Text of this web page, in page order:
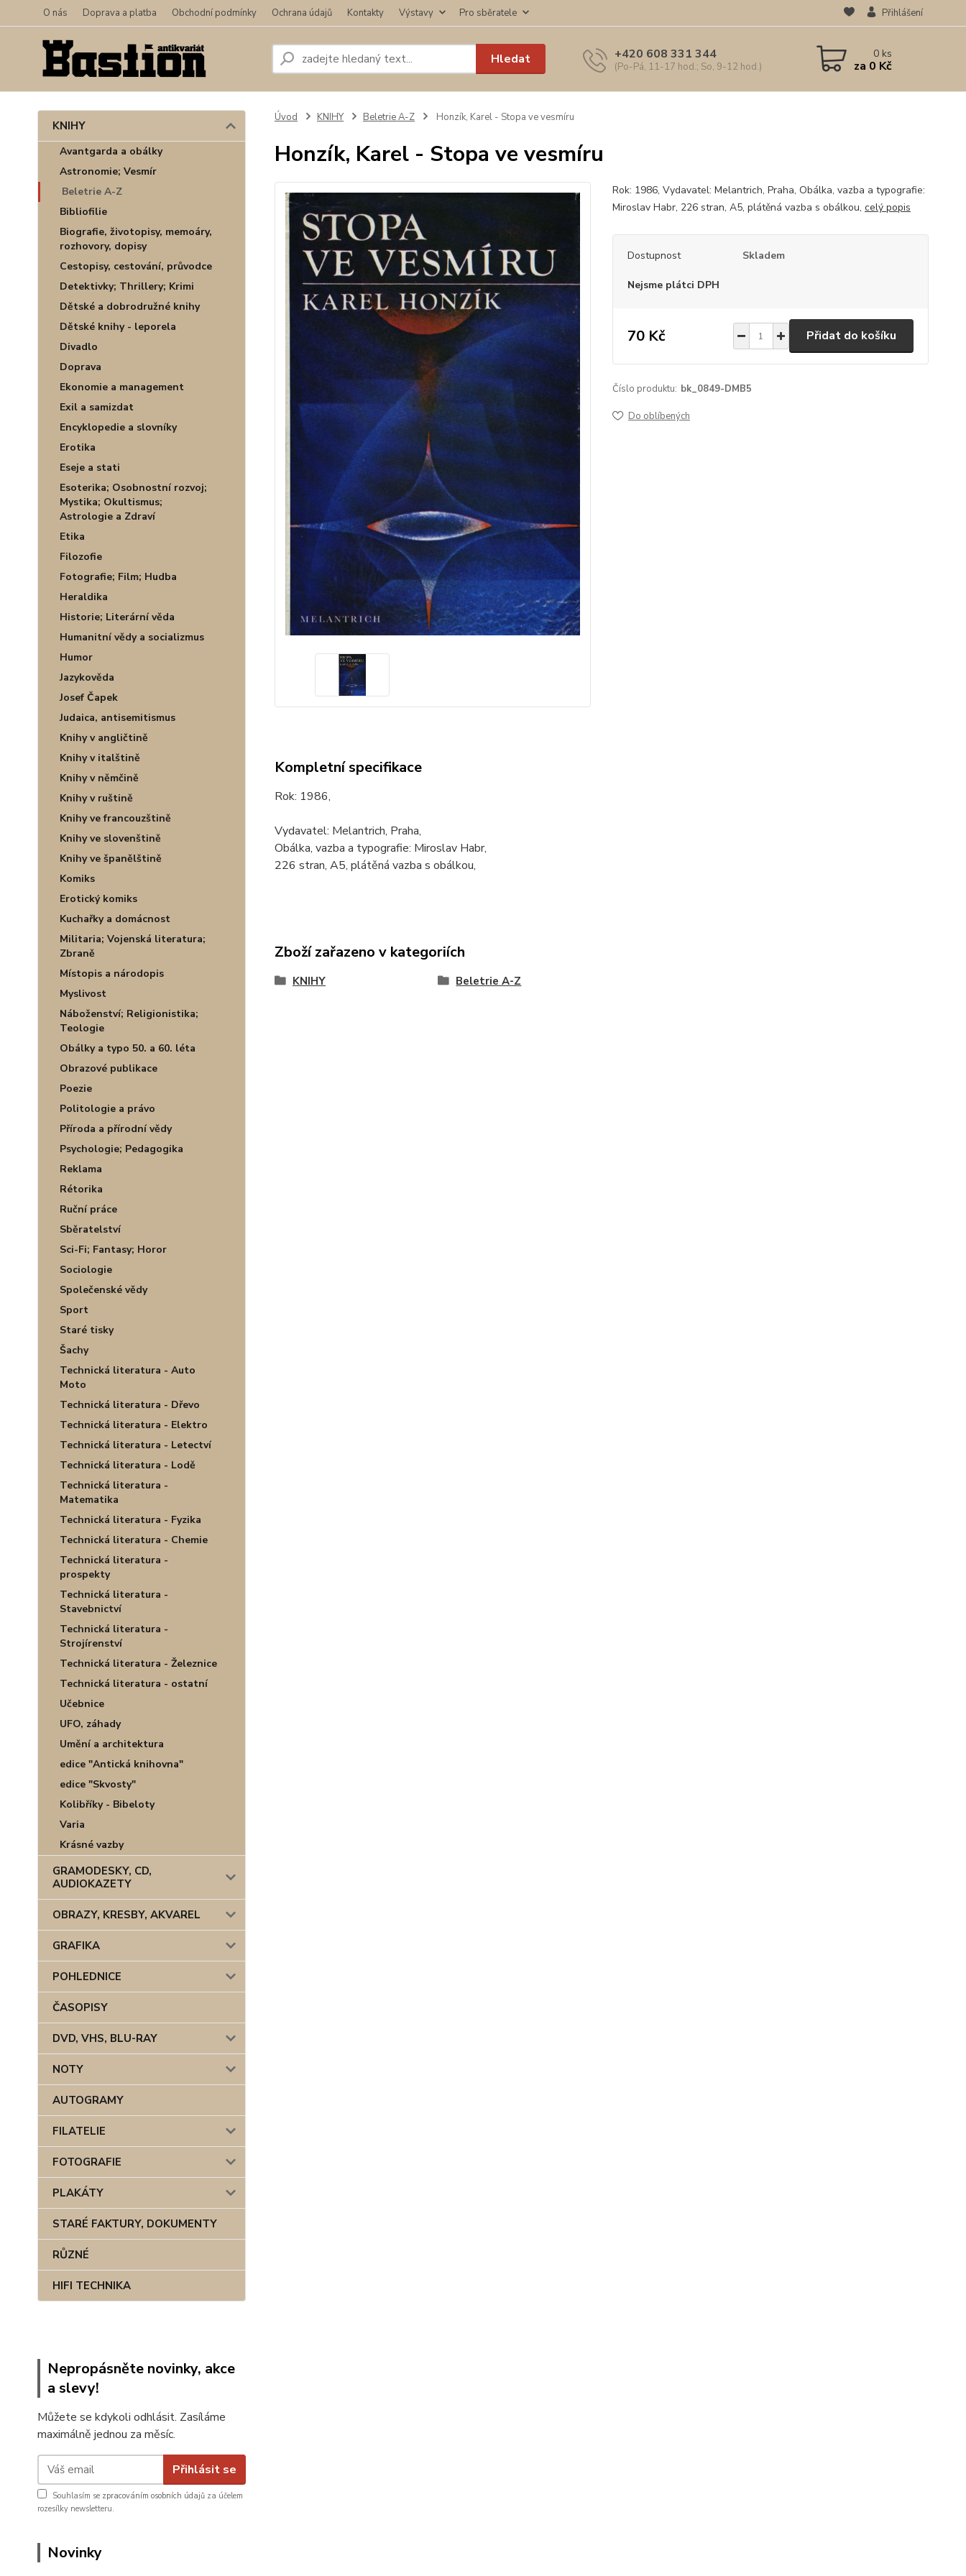
O nás Doprava a platba Obchodní podmínky Ochrana údajů Kontakty Výstavy Pro sběratele Přihlášení
Hledat +420 608 331 344
(Po-Pá, 11-17 hod.; So, 9-12 hod.)
0ks
za 0 Kč
KNIHY
Avantgarda a obálky
Astronomie; Vesmír
Beletrie A-Z
Bibliofilie
Biografie, životopisy, memoáry,
rozhovory, dopisy
Cestopisy, cestování, průvodce
Detektivky; Thrillery; Krimi
Dětské a dobrodružné knihy
Dětské knihy - leporela
Divadlo
Doprava
Ekonomie a management
Exil a samizdat
Encyklopedie a slovníky
Erotika
Eseje a stati
Esoterika; Osobnostní rozvoj;
Mystika; Okultismus;
Astrologie a Zdraví
Etika
Filozofie
Fotografie; Film; Hudba
Heraldika
Historie; Literární věda
Humanitní vědy a socializmus
Humor
Jazykověda
Josef Čapek
Judaica, antisemitismus
Knihy v angličtině
Knihy v italštině
Knihy v němčině
Knihy v ruštině
Knihy ve francouzštině
Knihy ve slovenštině
Knihy ve španělštině
Komiks
Erotický komiks
Kuchařky a domácnost
Militaria; Vojenská literatura;
Zbraně
Místopis a národopis
Myslivost
Náboženství; Religionistika;
Teologie
Obálky a typo 50. a 60. léta
Obrazové publikace
Poezie
Politologie a právo
Příroda a přírodní vědy
Psychologie; Pedagogika
Reklama
Rétorika
Ruční práce
Sběratelství
Sci-Fi; Fantasy; Horor
Sociologie
Společenské vědy
Sport
Staré tisky
Šachy
Technická literatura - Auto
Moto
Technická literatura - Dřevo
Technická literatura - Elektro
Technická literatura - Letectví
Technická literatura - Lodě
Technická literatura -
Matematika
Technická literatura - Fyzika
Technická literatura - Chemie
Technická literatura -
prospekty
Technická literatura -
Stavebnictví
Technická literatura -
Strojírenství
Technická literatura - Železnice
Technická literatura - ostatní
Učebnice
UFO, záhady
Umění a architektura
edice "Antická knihovna"
edice "Skvosty"
Kolibříky - Bibeloty
Varia
Krásné vazby
GRAMODESKY, CD,
AUDIOKAZETY
OBRAZY, KRESBY, AKVAREL
GRAFIKA
POHLEDNICE
ČASOPISY
DVD, VHS, BLU-RAY
NOTY
AUTOGRAMY
FILATELIE
FOTOGRAFIE
PLAKÁTY
STARÉ FAKTURY, DOKUMENTY
RŮZNÉ
HIFI TECHNIKA
Nepropásněte novinky, akce
a slevy!
Můžete se kdykoli odhlásit. Zasíláme
maximálně jednou za měsíc.
Přihlásit se
Souhlasím se zpracováním osobních údajů za účelem
rozesílky newsletteru.
Novinky
Úvod KNIHY Beletrie A-Z Honzík, Karel - Stopa ve vesmíru
Honzík, Karel - Stopa ve vesmíru
Rok: 1986, Vydavatel: Melantrich, Praha, Obálka, vazba a typografie:
Miroslav Habr, 226 stran, A5, plátěná vazba s obálkou, celý popis
Dostupnost Skladem
Nejsme plátci DPH
70 Kč Přidat do košíku
Číslo produktu: bk_0849-DMB5
Do oblíbených
Kompletní specifikace
Rok: 1986,
Vydavatel: Melantrich, Praha,
Obálka, vazba a typografie: Miroslav Habr,
226 stran, A5, plátěná vazba s obálkou,
Zboží zařazeno v kategoriích
KNIHY Beletrie A-Z